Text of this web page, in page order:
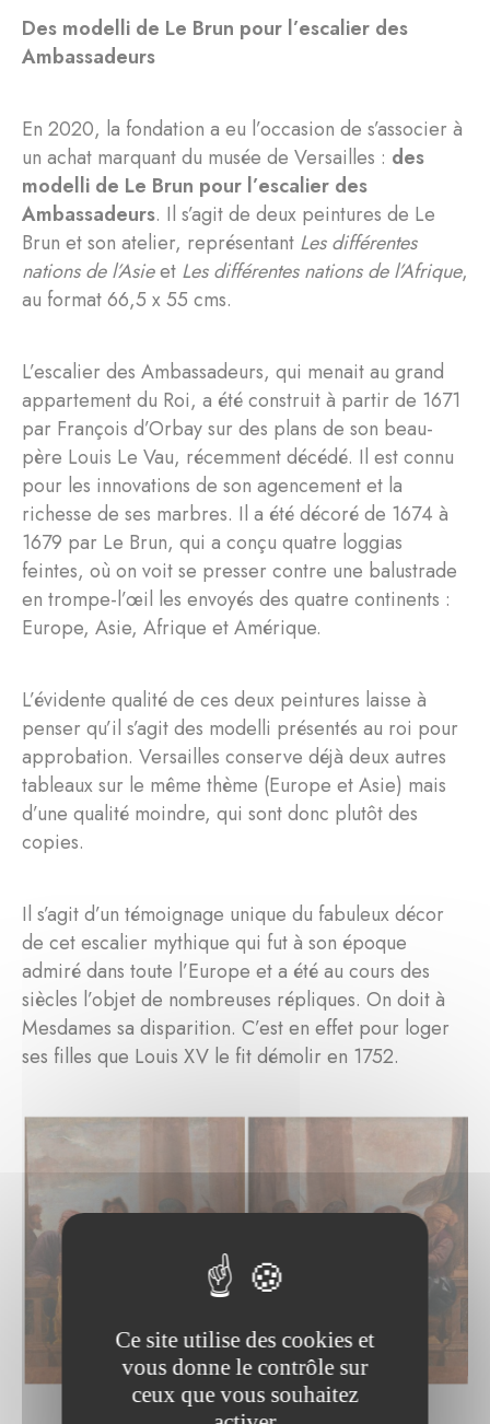
Des modelli de Le Brun pour l’escalier des
Ambassadeurs
En 2020, la fondation a eu l’occasion de s’associer à
un achat marquant du musée de Versailles : des
modelli de Le Brun pour l’escalier des
Ambassadeurs. Il s’agit de deux peintures de Le
Brun et son atelier, représentant Les différentes
nations de l’Asieet Les différentes nations de l’Afrique,
au format 66,5 x 55 cms.
L’escalier des Ambassadeurs, qui menait au grand
appartement du Roi, a été construit à partir de 1671
par François d’Orbay sur des plans de son beau-
père Louis Le Vau, récemment décédé. Il est connu
pour les innovations de son agencement et la
richesse de ses marbres. Il a été décoré de 1674 à
1679 par Le Brun, qui a conçu quatre loggias
feintes, où on voit se presser contre une balustrade
en trompe-l’œil les envoyés des quatre continents :
Europe, Asie, Afrique et Amérique.
L’évidente qualité de ces deux peintures laisse à
penser qu’il s’agit des modelli présentés au roi pour
approbation. Versailles conserve déjà deux autres
tableaux sur le même thème (Europe et Asie) mais
d’une qualité moindre, qui sont donc plutôt des
copies.
Il s’agit d’un témoignage unique du fabuleux décor
de cet escalier mythique qui fut à son époque
admiré dans toute l’Europe et a été au cours des
siècles l’objet de nombreuses répliques. On doit à
Mesdames sa disparition. C’est en effet pour loger
ses filles que Louis XV le fit démolir en 1752.
Ce site utilise des cookies et
vous donne le contrôle sur
ceux que vous souhaitez